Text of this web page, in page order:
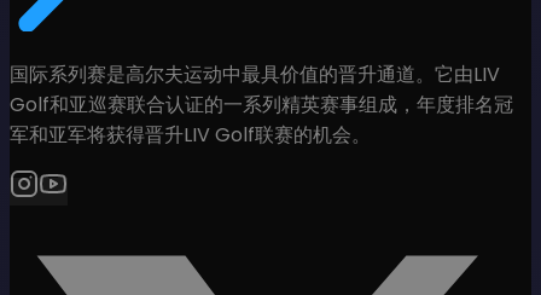
国际系列赛是高尔夫运动中最具价值的晋升通道。它由LIV
Golf和亚巡赛联合认证的一系列精英赛事组成，年度排名冠
军和亚军将获得晋升LIV Golf联赛的机会。